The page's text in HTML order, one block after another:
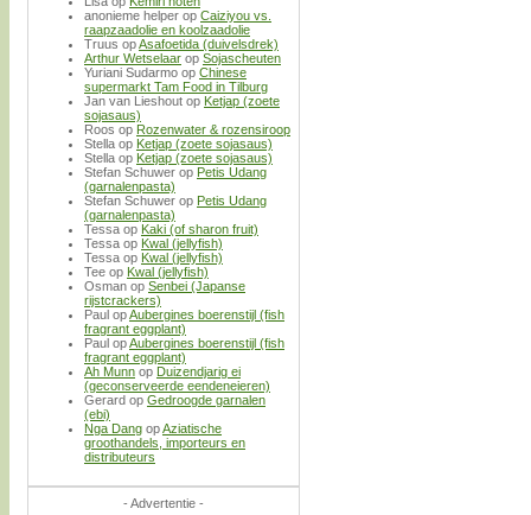
anonieme helper op Caiziyou vs.
raapzaadolie en koolzaadolie
Truus opAsafoetida (duivelsdrek)
Arthur Wetselaar op Sojascheuten
Yuriani Sudarmo op Chinese
supermarkt Tam Food in Tilburg
Jan van Lieshout op Ketjap (zoete
sojasaus)
Roos op Rozenwater & rozensiroop
Stella op Ketjap (zoete sojasaus)
Stella op Ketjap (zoete sojasaus)
Stefan Schuwer op Petis Udang
(garnalenpasta)
Stefan Schuwer op Petis Udang
(garnalenpasta)
Tessa op Kaki (of sharon fruit)
Tessa op Kwal (jellyfish)
Tessa op Kwal (jellyfish)
Tee op Kwal (jellyfish)
Osman op Senbei (Japanse
rijstcrackers)
Paul opAubergines boerenstijl (fish
fragrant eggplant)
Paul opAubergines boerenstijl (fish
fragrant eggplant)
Ah Munn op Duizendjarig ei
(geconserveerde eendeneieren)
Gerard op Gedroogde garnalen
(ebi)
Nga Dang opAziatische
groothandels, importeurs en
distributeurs
- Advertentie -